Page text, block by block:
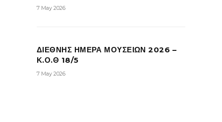
7 May 2026
ΔΙΕΘΝΗΣ ΗΜΕΡΑ ΜΟΥΣΕΙΩΝ 2026 –
Κ.Ο.Θ 18/5
7 May 2026